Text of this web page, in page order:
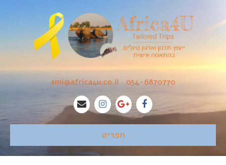
054-6870770
•
ami@africa4u.co.il
תפריט